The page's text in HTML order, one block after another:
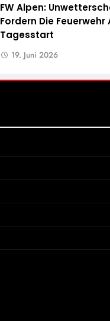
FW Alpen:
Fordern Die Feuerwehr
Tagesstart
19. Juni 2026